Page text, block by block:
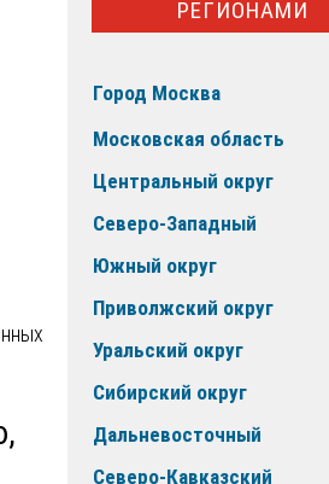
РЕГИОНАМИ
Город Москва
Московская область
Центральный округ
Северо-Западный
Южный округ
Приволжский округ
Уральский округ
Сибирский округ
Дальневосточный
Северо-Кавказский